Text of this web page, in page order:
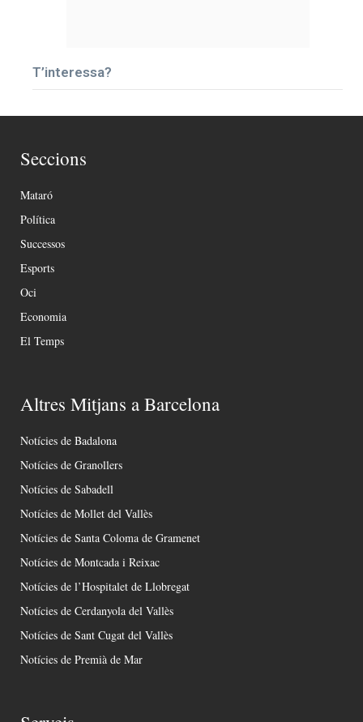
T’interessa?
Seccions
Mataró
Política
Successos
Esports
Oci
Economia
El Temps
Altres Mitjans a Barcelona
Notícies de Badalona
Notícies de Granollers
Notícies de Sabadell
Notícies de Mollet del Vallès
Notícies de Santa Coloma de Gramenet
Notícies de Montcada i Reixac
Notícies de l’Hospitalet de Llobregat
Notícies de Cerdanyola del Vallès
Notícies de Sant Cugat del Vallès
Notícies de Premià de Mar